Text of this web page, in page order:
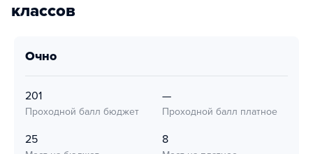
классов
очно
201
Проходной балл бюджет
—
Проходной балл платное
25 8